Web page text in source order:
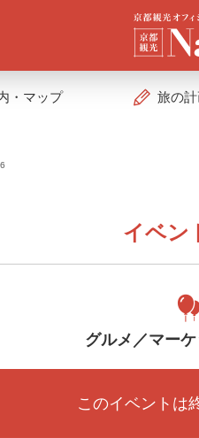
・マップ 旅の
イベン
グルメ／マー
このイベントは